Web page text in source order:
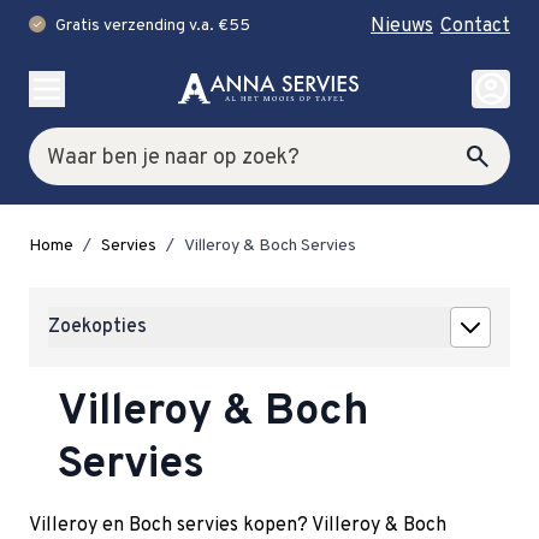
check Gratis verzending v.a. €55 Nieuws Contact
Zoek search
account_circle
Home / Servies / Villeroy & Boch Servies
Zoekopties
Villeroy & Boch
Servies
Villeroy en Boch servies kopen? Villeroy & Boch